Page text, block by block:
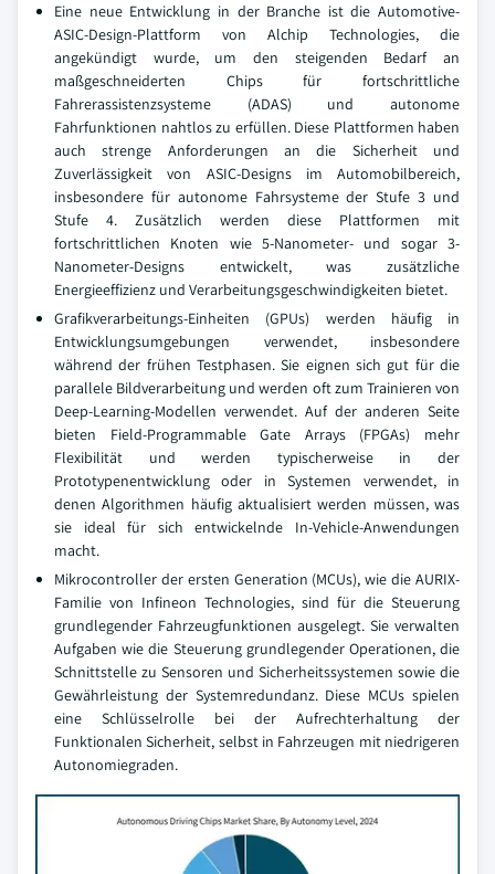
Eine neue Entwicklung in der Branche ist die Automotive-
ASIC-Design-Plattform von Alchip Technologies, die
angekündigt wurde, um den steigenden Bedarf an
maßgeschneiderten Chips für fortschrittliche
Fahrerassistenzsysteme (ADAS) und autonome
Fahrfunktionen nahtlos zu erfüllen. Diese Plattformen haben
auch strenge Anforderungen an die Sicherheit und
Zuverlässigkeit von ASIC-Designs im Automobilbereich,
insbesondere für autonome Fahrsysteme der Stufe 3 und
Stufe 4. Zusätzlich werden diese Plattformen mit
fortschrittlichen Knoten wie 5-Nanometer- und sogar 3-
Nanometer-Designs entwickelt, was zusätzliche
Energieeffizienz und Verarbeitungsgeschwindigkeiten bietet.
Grafikverarbeitungs-Einheiten (GPUs) werden häufig in
Entwicklungsumgebungen verwendet, insbesondere
während der frühen Testphasen. Sie eignen sich gut für die
parallele Bildverarbeitung und werden oft zum Trainieren von
Deep-Learning-Modellen verwendet. Auf der anderen Seite
bieten Field-Programmable Gate Arrays (FPGAs) mehr
Flexibilität und werden typischerweise in der
Prototypenentwicklung oder in Systemen verwendet, in
denen Algorithmen häufig aktualisiert werden müssen, was
sie ideal für sich entwickelnde In-Vehicle-Anwendungen
macht.
Mikrocontroller der ersten Generation (MCUs), wie die AURIX-
Familie von Infineon Technologies, sind für die Steuerung
grundlegender Fahrzeugfunktionen ausgelegt. Sie verwalten
Aufgaben wie die Steuerung grundlegender Operationen, die
Schnittstelle zu Sensoren und Sicherheitssystemen sowie die
Gewährleistung der Systemredundanz. Diese MCUs spielen
eine Schlüsselrolle bei der Aufrechterhaltung der
Funktionalen Sicherheit, selbst in Fahrzeugen mit niedrigeren
Autonomiegraden.